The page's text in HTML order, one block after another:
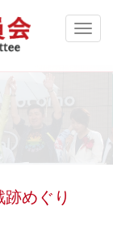
めぐり